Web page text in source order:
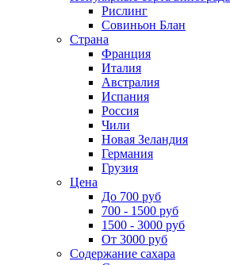
Рислинг
Совиньон Блан
Страна
Франция
Италия
Австралия
Испания
Россия
Чили
Новая Зеландия
Германия
Грузия
Цена
До 700 руб
700 - 1500 руб
1500 - 3000 руб
От 3000 руб
Содержание сахара